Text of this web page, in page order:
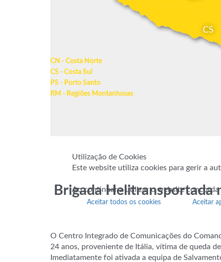
CS
CN - Costa Norte
CS - Costa Sul
PS - Porto Santo
RM - Regiões Montanhosas
Brigada Helitransportada
O Centro Integrado de Comunicações do
24 anos, proveniente de Itália, vítima de queda
Imediatamente foi ativada a equipa de
Utilização de Cookies
Este website utiliza cookies para gerir a
Ao continuar a utilizar o website
Aceitar todos os cookies Aceitar